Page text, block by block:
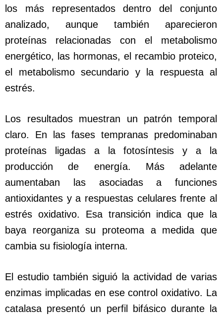
los más representados dentro del conjunto
analizado, aunque también aparecieron
proteínas relacionadas con el metabolismo
energético, las hormonas, el recambio proteico,
el metabolismo secundario y la respuesta al
estrés.
Los resultados muestran un patrón temporal
claro. En las fases tempranas predominaban
proteínas ligadas a la fotosíntesis y a la
producción de energía. Más adelante
aumentaban las asociadas a funciones
antioxidantes y a respuestas celulares frente al
estrés oxidativo. Esa transición indica que la
baya reorganiza su proteoma a medida que
cambia su fisiología interna.
El estudio también siguió la actividad de varias
enzimas implicadas en ese control oxidativo. La
catalasa presentó un perfil bifásico durante la